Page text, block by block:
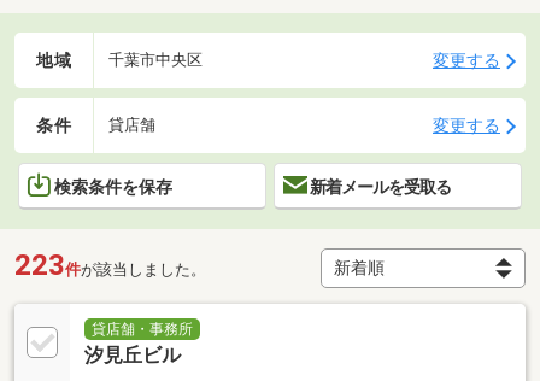
しょう。
地域 千葉市中央区 変更する
条件 貸店舗 変更する
検索条件を保存 新着メールを受取る
223件が該当しました。
貸店舗・事務所
汐見丘ビル